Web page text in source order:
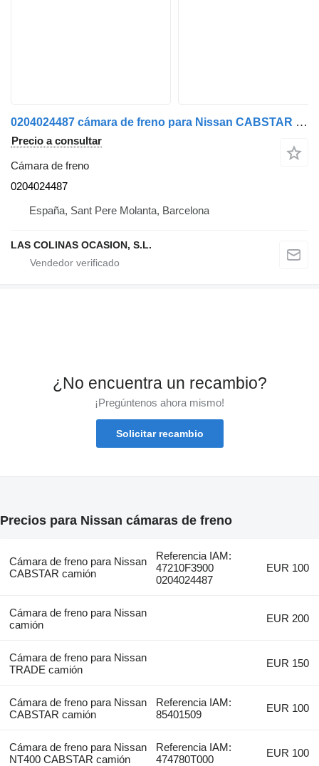
0204024487 cámara de freno para Nissan CABSTAR camión
Precio a consultar
Cámara de freno
0204024487
España, Sant Pere Molanta, Barcelona
LAS COLINAS OCASION, S.L.
¿No encuentra un recambio?
¡Pregúntenos ahora mismo!
Solicitar recambio
Precios para Nissan cámaras de freno
Cámara de freno para Nissan
CABSTAR camión
Referencia IAM:
47210F3900
0204024487
EUR 100
Cámara de freno para Nissan
camión
EUR 200
Cámara de freno para Nissan
TRADE camión
EUR 150
Cámara de freno para Nissan
CABSTAR camión
Referencia IAM:
85401509
EUR 100
Cámara de freno para Nissan
NT400 CABSTAR camión
Referencia IAM:
474780T000
EUR 100